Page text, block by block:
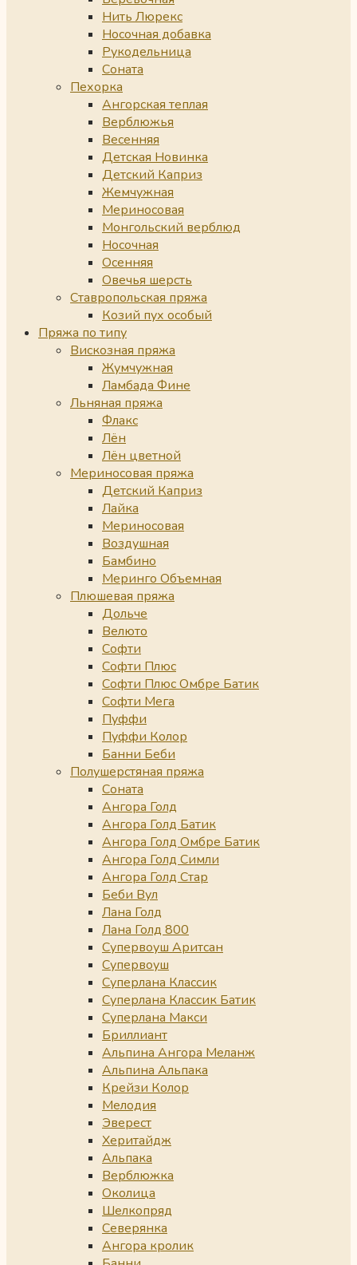
Нить Люрекс
Носочная добавка
Рукодельница
Соната
Пехорка
Ангорская теплая
Верблюжья
Весенняя
Детская Новинка
Детский Каприз
Жемчужная
Мериносовая
Монгольский верблюд
Носочная
Осенняя
Овечья шерсть
Ставропольская пряжа
Козий пух особый
Пряжа по типу
Вискозная пряжа
Жумчужная
Ламбада Фине
Льняная пряжа
Флакс
Лён
Лён цветной
Мериносовая пряжа
Детский Каприз
Лайка
Мериносовая
Воздушная
Бамбино
Меринго Объемная
Плюшевая пряжа
Дольче
Велюто
Софти
Софти Плюс
Софти Плюс Омбре Батик
Софти Мега
Пуффи
Пуффи Колор
Банни Беби
Полушерстяная пряжа
Соната
Ангора Голд
Ангора Голд Батик
Ангора Голд Омбре Батик
Ангора Голд Симли
Ангора Голд Стар
Беби Вул
Лана Голд
Лана Голд 800
Супервоуш Аритсан
Супервоуш
Суперлана Классик
Суперлана Классик Батик
Суперлана Макси
Бриллиант
Альпина Ангора Меланж
Альпина Альпака
Крейзи Колор
Мелодия
Эверест
Херитайдж
Альпака
Верблюжка
Околица
Шелкопряд
Северянка
Ангора кролик